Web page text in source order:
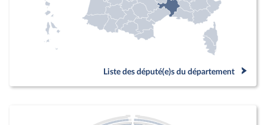
Liste des député(e)s du département